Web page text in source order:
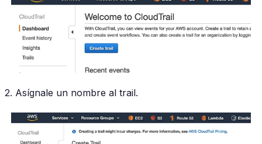
2. Asígnale un nombre al trail.